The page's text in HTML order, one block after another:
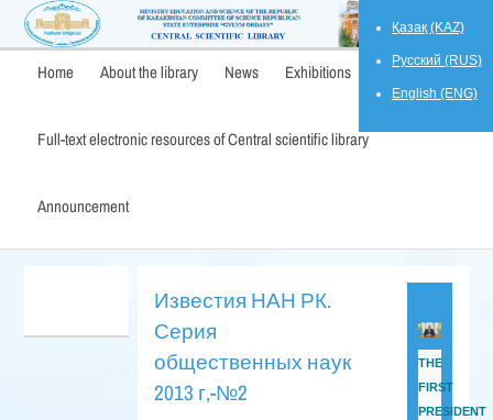
Қазақ (KAZ)
Русский (RUS)
English (ENG)
Home About the library News Exhibitions
Full-text electronic resources of Central scientific library
Announcement
Известия НАН РК.
Серия
общественных наук
2013 г,-№2
THE
FIRST
PRESIDENT